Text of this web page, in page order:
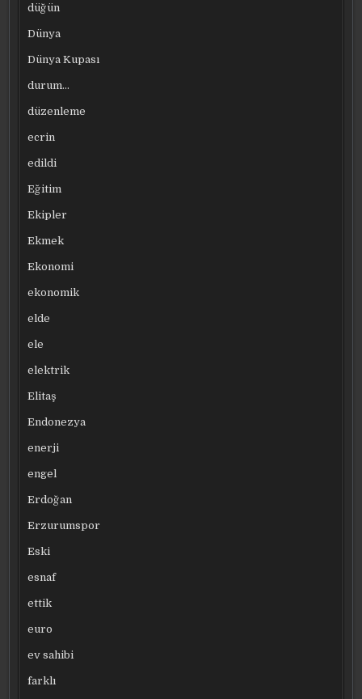
düğün
Dünya
Dünya Kupası
durum…
düzenleme
ecrin
edildi
Eğitim
Ekipler
Ekmek
Ekonomi
ekonomik
elde
ele
elektrik
Elitaş
Endonezya
enerji
engel
Erdoğan
Erzurumspor
Eski
esnaf
ettik
euro
ev sahibi
farklı